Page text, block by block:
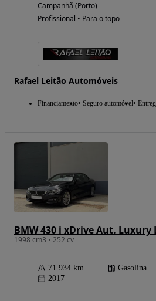
Campanhã (Porto)
Profissional • Para o topo
Rafael Leitão Automóveis
Financiamento Seguro automóvel
BMW 430 i xDrive Aut. Luxury
1998 cm3 • 252 cv
71 934 km Gasolina
2017